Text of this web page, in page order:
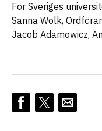
För Sveriges
Sanna
Jacob Adamowicz,